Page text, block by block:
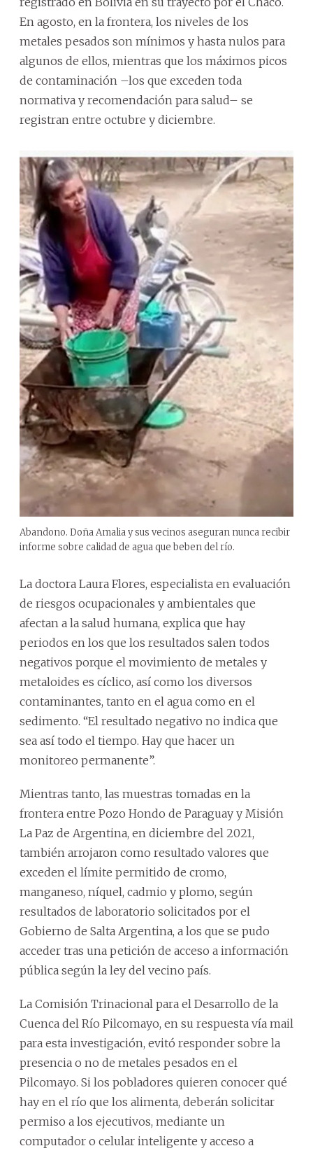
En agosto, en la frontera, los niveles de los
metales pesados son mínimos y hasta nulos para
algunos de ellos, mientras que los máximos picos
de contaminación –los que exceden toda
normativa y recomendación para salud– se
registran entre octubre y diciembre.
Abandono. Doña Amalia y sus vecinos aseguran nunca recibir
informe sobre calidad de agua que beben del río.
La doctora Laura Flores, especialista en evaluación
de riesgos ocupacionales y ambientales que
afectan a la salud humana, explica que hay
periodos en los que los resultados salen todos
negativos porque el movimiento de metales y
metaloides es cíclico, así como los diversos
contaminantes, tanto en el agua como en el
sedimento. “El resultado negativo no indica que
sea así todo el tiempo. Hay que hacer un
monitoreo permanente”.
Mientras tanto, las muestras tomadas en la
frontera entre Pozo Hondo de Paraguay y Misión
La Paz de Argentina, en diciembre del 2021,
también arrojaron como resultado valores que
exceden el límite permitido de cromo,
manganeso, níquel, cadmio y plomo, según
resultados de laboratorio solicitados por el
Gobierno de Salta Argentina, a los que se pudo
acceder tras una petición de acceso a información
pública según la ley del vecino país.
La Comisión Trinacional para el Desarrollo de la
Cuenca del Río Pilcomayo, en su respuesta vía mail
para esta investigación, evitó responder sobre la
presencia o no de metales pesados en el
Pilcomayo. Si los pobladores quieren conocer qué
hay en el río que los alimenta, deberán solicitar
permiso a los ejecutivos, mediante un
computador o celular inteligente y acceso a